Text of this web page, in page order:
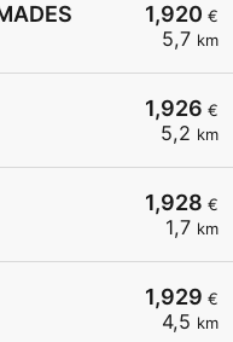
1,920 €
5,7 km
1,926 €
5,2 km
1,928 €
1,7 km
1,929 €
4,5 km